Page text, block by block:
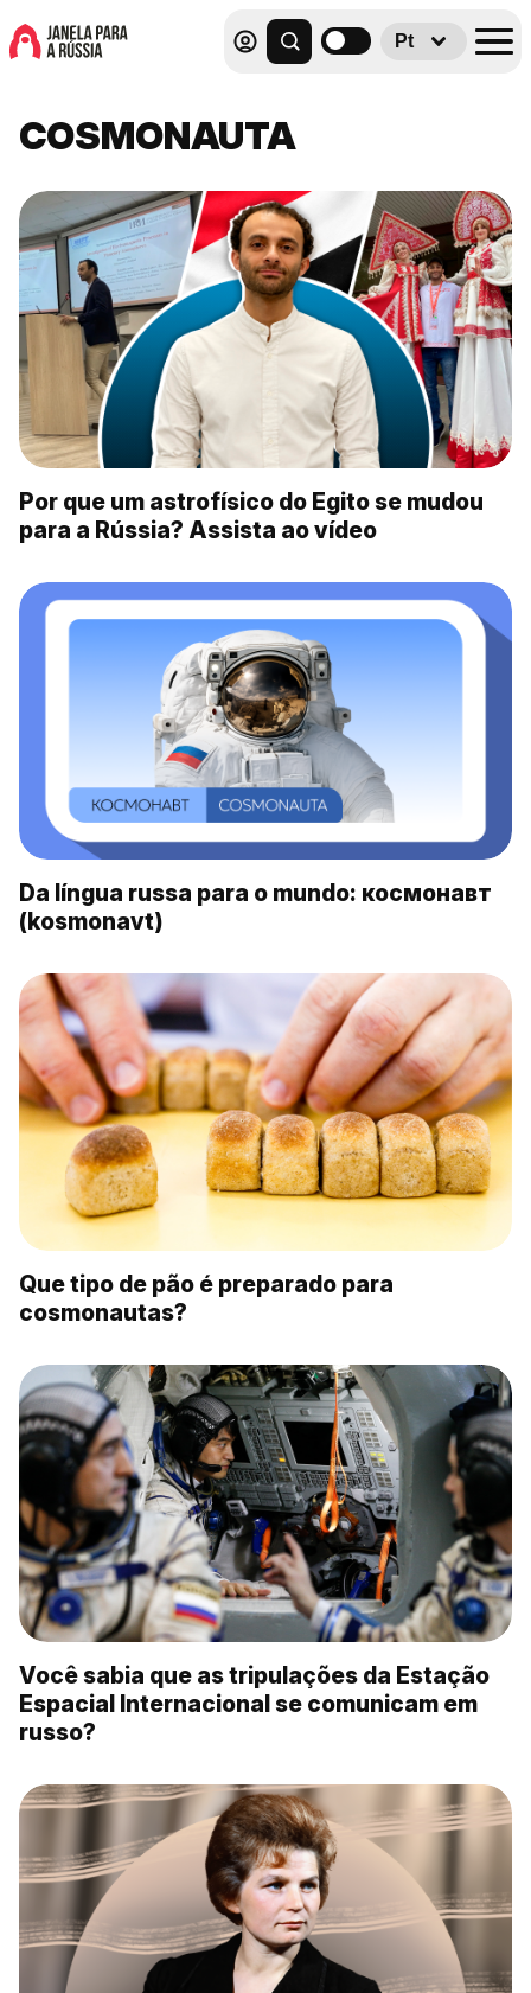
Pt
COSMONAUTA
Por que um astrofísico do Egito se mudou
para a Rússia? Assista ao vídeo
Da língua russa para o mundo: космонавт
(kosmonavt)
Que tipo de pão é preparado para
cosmonautas?
Você sabia que as tripulações da Estação
Espacial Internacional se comunicam em
russo?